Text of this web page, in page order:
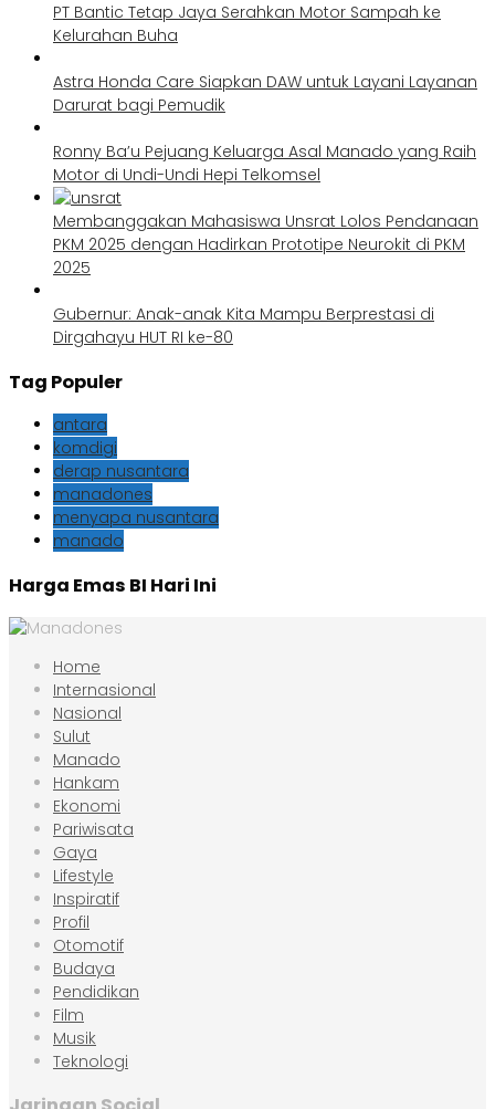
PT Bantic Tetap Jaya Serahkan Motor Sampah ke
Kelurahan Buha
Astra Honda Care Siapkan DAW untuk Layani Layanan
Darurat bagi Pemudik
Ronny Ba’u Pejuang Keluarga Asal Manado yang Raih
Motor di Undi-Undi Hepi Telkomsel
Membanggakan Mahasiswa Unsrat Lolos Pendanaan
PKM 2025 dengan Hadirkan Prototipe Neurokit di PKM
2025
Gubernur: Anak-anak Kita Mampu Berprestasi di
Dirgahayu HUT RI ke-80
Tag Populer
antara
komdigi
derap nusantara
manadones
menyapa nusantara
manado
Harga Emas BI Hari Ini
Home
Internasional
Nasional
Sulut
Manado
Hankam
Ekonomi
Pariwisata
Gaya
Lifestyle
Inspiratif
Profil
Otomotif
Budaya
Pendidikan
Film
Musik
Teknologi